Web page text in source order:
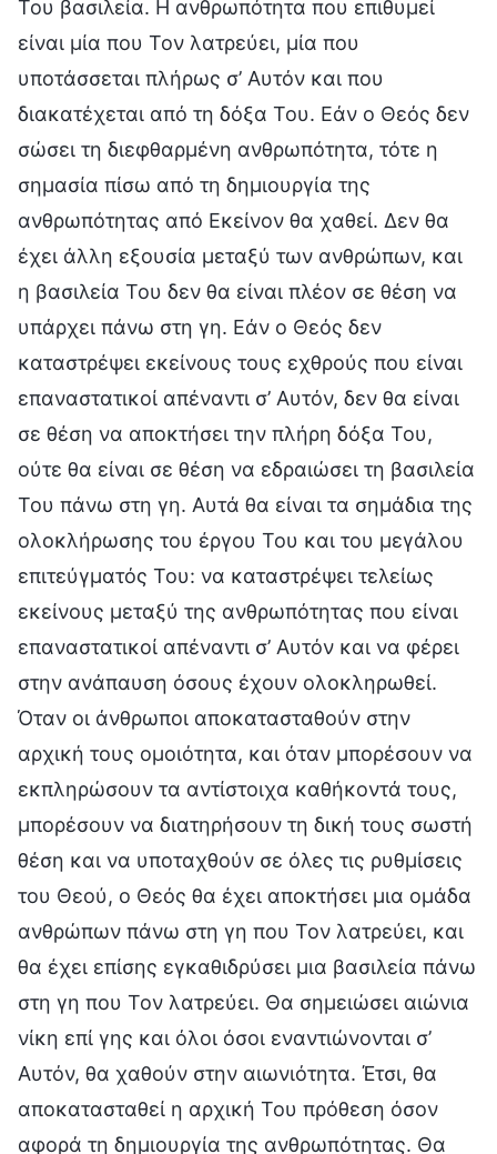
Του βασιλεία. Η ανθρωπότητα που επιθυμεί
είναι μία που Τον λατρεύει, μία που
υποτάσσεται πλήρως σ’ Αυτόν και που
διακατέχεται από τη δόξα Του. Εάν ο Θεός δεν
σώσει τη διεφθαρμένη ανθρωπότητα, τότε η
σημασία πίσω από τη δημιουργία της
ανθρωπότητας από Εκείνον θα χαθεί. Δεν θα
έχει άλλη εξουσία μεταξύ των ανθρώπων, και
η βασιλεία Του δεν θα είναι πλέον σε θέση να
υπάρχει πάνω στη γη. Εάν ο Θεός δεν
καταστρέψει εκείνους τους εχθρούς που είναι
επαναστατικοί απέναντι σ’ Αυτόν, δεν θα είναι
σε θέση να αποκτήσει την πλήρη δόξα Του,
ούτε θα είναι σε θέση να εδραιώσει τη βασιλεία
Του πάνω στη γη. Αυτά θα είναι τα σημάδια της
ολοκλήρωσης του έργου Του και του μεγάλου
επιτεύγματός Του: να καταστρέψει τελείως
εκείνους μεταξύ της ανθρωπότητας που είναι
επαναστατικοί απέναντι σ’ Αυτόν και να φέρει
στην ανάπαυση όσους έχουν ολοκληρωθεί.
Όταν οι άνθρωποι αποκατασταθούν στην
αρχική τους ομοιότητα, και όταν μπορέσουν να
εκπληρώσουν τα αντίστοιχα καθήκοντά τους,
μπορέσουν να διατηρήσουν τη δική τους σωστή
θέση και να υποταχθούν σε όλες τις ρυθμίσεις
του Θεού, ο Θεός θα έχει αποκτήσει μια ομάδα
ανθρώπων πάνω στη γη που Τον λατρεύει, και
θα έχει επίσης εγκαθιδρύσει μια βασιλεία πάνω
στη γη που Τον λατρεύει. Θα σημειώσει αιώνια
νίκη επί γης και όλοι όσοι εναντιώνονται σ’
Αυτόν, θα χαθούν στην αιωνιότητα. Έτσι, θα
αποκατασταθεί η αρχική Του πρόθεση όσον
αφορά τη δημιουργία της ανθρωπότητας. Θα